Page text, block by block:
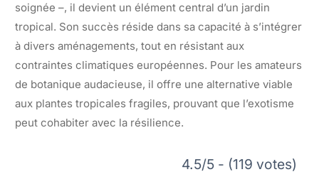
soignée –, il devient un élément central d’un jardin
tropical. Son succès réside dans sa capacité à s’intégrer
à divers aménagements, tout en résistant aux
contraintes climatiques européennes. Pour les amateurs
de botanique audacieuse, il offre une alternative viable
aux plantes tropicales fragiles, prouvant que l’exotisme
peut cohabiter avec la résilience.
4.5/5 - (119 votes)